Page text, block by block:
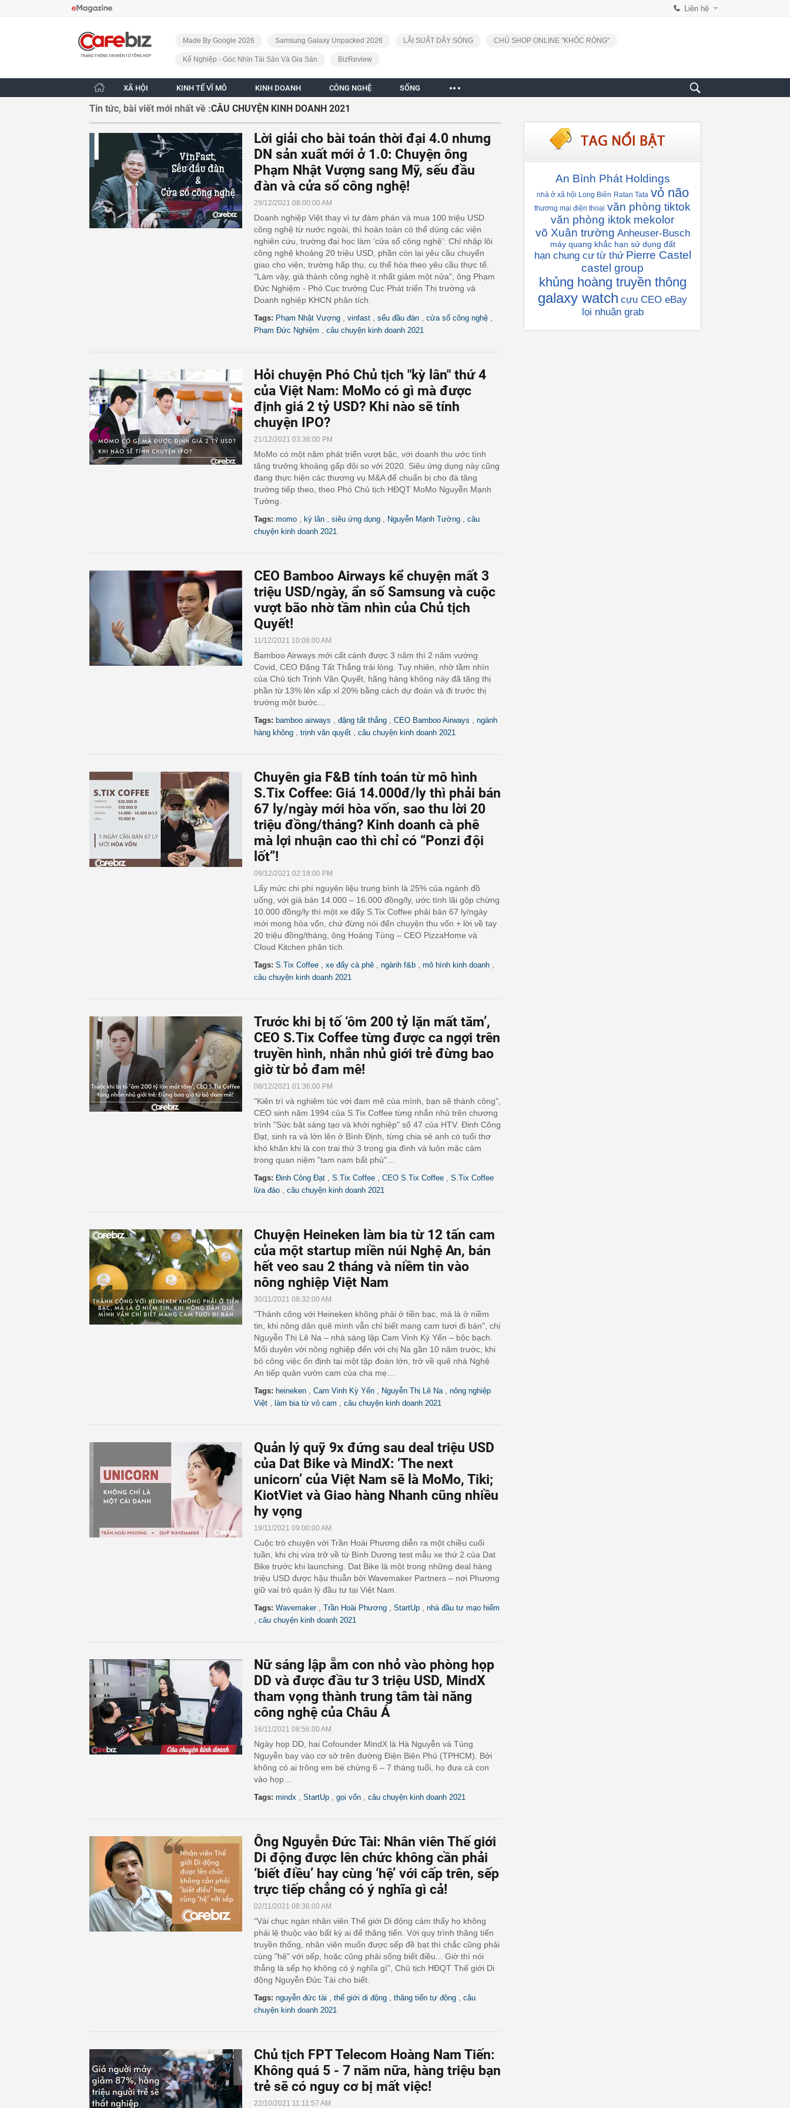
Liên hệ
CafeBiz - Trang chủ
Made By Google 2026
Samsung Galaxy Unpacked 2026 LÃI SUẤT DẬY SÓNG CHỦ SHOP ONLINE "KHÓC RÒNG"
Kế Nghiệp - Góc Nhìn Tài Sản Và Gia Sản BizReview
XÃ HỘI KINH TẾ VĨ MÔ KINH DOANH CÔNG NGHỆ SỐNG
Tin tức, bài viết mới nhất về :CÂU CHUYỆN KINH DOANH 2021
Lời giải cho bài toán thời đại 4.0 nhưng
DN sản xuất mới ở 1.0: Chuyện ông
Phạm Nhật Vượng sang Mỹ, sếu đầu
đàn và cửa sổ công nghệ!
29/12/2021 08:00:00 AM
Doanh nghiệp Việt thay vì tự đàm phán và mua 100 triệu USD
công nghệ từ nước ngoài, thì hoàn toàn có thể dùng các viện
nghiên cứu, trường đại học làm ‘cửa sổ công nghệ’: Chỉ nhập lõi
công nghệ khoảng 20 triệu USD, phần còn lại yêu cầu chuyển
giao cho viện, trường hấp thụ, cụ thể hóa theo yêu cầu thực tế.
"Làm vậy, giá thành công nghệ ít nhất giảm một nửa", ông Phạm
Đức Nghiệm - Phó Cục trưởng Cục Phát triển Thị trường và
Doanh nghiệp KHCN phân tích.
Tags: Phạm Nhật Vượng vinfast sếu đầu đàn cửa sổ công nghệ
Phạm Đức Nghiệm câu chuyện kinh doanh 2021
Hỏi chuyện Phó Chủ tịch "kỳ lân" thứ 4
của Việt Nam: MoMo có gì mà được
định giá 2 tỷ USD? Khi nào sẽ tính
chuyện IPO?
21/12/2021 03:36:00 PM
MoMo có một năm phát triển vượt bậc, với doanh thu ước tính
tăng trưởng khoảng gấp đôi so với 2020. Siêu ứng dụng này cũng
đang thực hiện các thương vụ M&A để chuẩn bị cho đà tăng
trưởng tiếp theo, theo Phó Chủ tịch HĐQT MoMo Nguyễn Mạnh
Tường.
Tags: momo kỳ lân siêu ứng dụng Nguyễn Mạnh Tường
câu
chuyện kinh doanh 2021
CEO Bamboo Airways kể chuyện mất 3
triệu USD/ngày, ẩn số Samsung và cuộc
vượt bão nhờ tầm nhìn của Chủ tịch
Quyết!
11/12/2021 10:08:00 AM
Bamboo Airways mới cất cánh được 3 năm thì 2 năm vướng
Covid, CEO Đặng Tất Thắng trải lòng. Tuy nhiên, nhờ tầm nhìn
của Chủ tịch Trịnh Văn Quyết, hãng hàng không này đã tăng thị
phần từ 13% lên xấp xỉ 20% bằng cách dự đoán và đi trước thị
trường một bước…
Tags: bamboo airways đặng tất thắng CEO Bamboo Airways
ngành
hàng không
trịnh văn quyết câu chuyện kinh doanh 2021
Chuyên gia F&B tính toán từ mô hình
S.Tix Coffee: Giá 14.000đ/ly thì phải bán
67 ly/ngày mới hòa vốn, sao thu lời 20
triệu đồng/tháng? Kinh doanh cà phê
mà lợi nhuận cao thì chỉ có “Ponzi đội
lốt”!
09/12/2021 02:18:00 PM
Lấy mức chi phí nguyên liệu trung bình là 25% của ngành đồ
uống, với giá bán 14.000 – 16.000 đồng/ly, ước tính lãi gộp chừng
10.000 đồng/ly thì một xe đẩy S.Tix Coffee phải bán 67 ly/ngày
mới mong hòa vốn, chứ đừng nói đến chuyện thu vốn + lời về tay
20 triệu đồng/tháng, ông Hoàng Tùng – CEO PizzaHome và
Cloud Kitchen phân tích.
Tags: S.Tix Coffee xe đẩy cà phê ngành f&b mô hình kinh doanh
câu chuyện kinh doanh 2021
Trước khi bị tố ‘ôm 200 tỷ lặn mất tăm’,
CEO S.Tix Coffee từng được ca ngợi trên
truyền hình, nhắn nhủ giới trẻ đừng bao
giờ từ bỏ đam mê!
08/12/2021 01:36:00 PM
"Kiên trì và nghiêm túc với đam mê của mình, bạn sẽ thành công",
CEO sinh năm 1994 của S.Tix Coffee từng nhắn nhủ trên chương
trình "Sức bật sáng tạo và khởi nghiệp" số 47 của HTV. Đinh Công
Đạt, sinh ra và lớn lên ở Bình Định, từng chia sẻ anh có tuổi thơ
khó khăn khi là con trai thứ 3 trong gia đình và luôn mặc cảm
trong quan niệm "tam nam bất phú"…
Tags: Đinh Công Đạt S.Tix Coffee CEO S.Tix Coffee
S.Tix Coffee
lừa đảo
câu chuyện kinh doanh 2021
Chuyện Heineken làm bia từ 12 tấn cam
của một startup miền núi Nghệ An, bán
hết veo sau 2 tháng và niềm tin vào
nông nghiệp Việt Nam
30/11/2021 08:32:00 AM
"Thành công với Heineken không phải ở tiền bạc, mà là ở niềm
tin, khi nông dân quê mình vẫn chỉ biết mang cam tươi đi bán", chị
Nguyễn Thị Lê Na – nhà sáng lập Cam Vinh Kỳ Yến – bộc bạch.
Mối duyên với nông nghiệp đến với chị Na gần 10 năm trước, khi
bỏ công việc ổn định tại một tập đoàn lớn, trở về quê nhà Nghệ
An tiếp quản vườn cam của cha mẹ…
Tags: heineken Cam Vinh Kỳ Yến Nguyễn Thị Lê Na
nông nghiệp
Việt
làm bia từ vỏ cam câu chuyện kinh doanh 2021
Quản lý quỹ 9x đứng sau deal triệu USD
của Dat Bike và MindX: ‘The next
unicorn’ của Việt Nam sẽ là MoMo, Tiki;
KiotViet và Giao hàng Nhanh cũng nhiều
hy vọng
19/11/2021 09:00:00 AM
Cuộc trò chuyện với Trần Hoài Phương diễn ra một chiều cuối
tuần, khi chị vừa trở về từ Bình Dương test mẫu xe thứ 2 của Dat
Bike trước khi launching. Dat Bike là một trong những deal hàng
triệu USD được hậu thuẫn bởi Wavemaker Partners – nơi Phương
giữ vai trò quản lý đầu tư tại Việt Nam.
Tags: Wavemaker, Trần Hoài Phương StartUp nhà đầu tư mạo hiểm
câu chuyện kinh doanh 2021
Nữ sáng lập ẵm con nhỏ vào phòng họp
DD và được đầu tư 3 triệu USD, MindX
tham vọng thành trung tâm tài năng
công nghệ của Châu Á
16/11/2021 08:56:00 AM
Ngày họp DD, hai Cofounder MindX là Hà Nguyễn và Tùng
Nguyễn bay vào cơ sở trên đường Điện Biên Phủ (TPHCM). Bởi
không có ai trông em bé chừng 6 – 7 tháng tuổi, họ đưa cả con
vào họp…
Tags: mindx StartUp gọi vốn câu chuyện kinh doanh 2021
Ông Nguyễn Đức Tài: Nhân viên Thế giới
Di động được lên chức không cần phải
‘biết điều’ hay cùng ‘hệ’ với cấp trên, sếp
trực tiếp chẳng có ý nghĩa gì cả!
02/11/2021 08:36:00 AM
"Vài chục ngàn nhân viên Thế giới Di động cảm thấy họ không
phải lệ thuộc vào bất kỳ ai để thăng tiến. Với quy trình thăng tiến
truyền thống, nhân viên muốn được sếp đề bạt thì chắc cũng phải
cùng "hệ" với sếp, hoặc cũng phải sống biết điều... Giờ thì nói
thẳng là sếp họ không có ý nghĩa gì", Chủ tịch HĐQT Thế giới Di
động Nguyễn Đức Tài cho biết.
Tags: nguyễn đức tài thế giới di động thăng tiến tự động
câu
chuyện kinh doanh 2021
Chủ tịch FPT Telecom Hoàng Nam Tiến:
Không quá 5 - 7 năm nữa, hàng triệu bạn
trẻ sẽ có nguy cơ bị mất việc!
22/10/2021 11:11:57 AM
An Bình Phát Holdings
nhà ở xã hội Long Biên Ratan Tata vỏ não
thương mại điện thoại văn phòng tiktok
văn phòng iktok mekolor
võ Xuân trường Anheuser-Busch
máy quang khắc hạn sử dụng đất
hạn chung cư từ thứ Pierre Castel
castel group
khủng hoàng truyền thông
galaxy watch cựu CEO eBay
lọi nhuận grab